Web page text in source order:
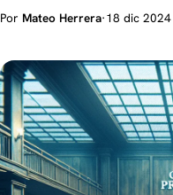
Por Mateo Herrera·18 dic 2024